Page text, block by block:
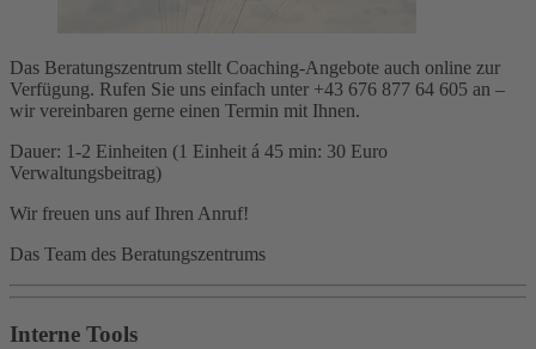
Das Beratungszentrum stellt Coaching-Angebote auch online zur
Verfügung. Rufen Sie uns einfach unter +43 676 877 64 605 an –
wir vereinbaren gerne einen Termin mit Ihnen.
Dauer: 1-2 Einheiten (1 Einheit á 45 min: 30 Euro
Verwaltungsbeitrag)
Wir freuen uns auf Ihren Anruf!
Das Team des Beratungszentrums
Interne Tools